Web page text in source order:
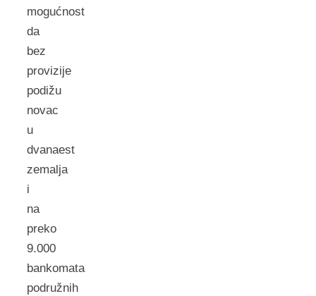
mogućnost
da
bez
provizije
podižu
novac
u
dvanaest
zemalja
i
na
preko
9.000
bankomata
podružnih